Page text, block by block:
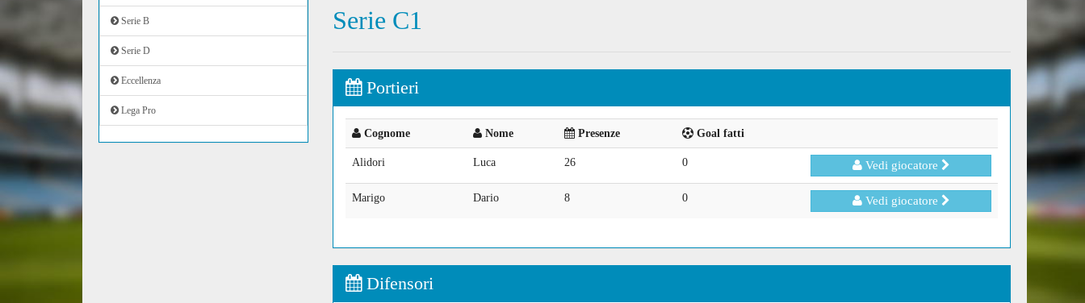
Serie B
Serie D
Eccellenza
Lega Pro
Serie C1
Portieri
Cognome Nome Presenze Goal fatti
Alidori Luca 26 0 Vedi giocatore
Marigo Dario 8 0 Vedi giocatore
Difensori